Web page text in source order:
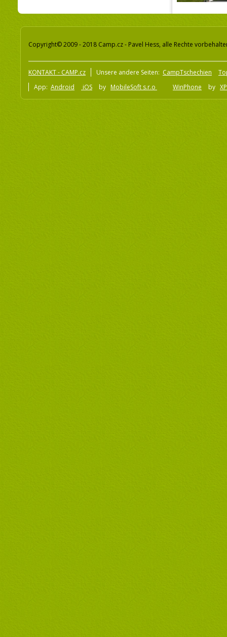
Copyright© 2009 - 2018 Camp.cz - Pavel Hess, alle Rechte
KONTAKT - CAMP.cz Unsere andere Seiten: CampTschechien
App: Android iOS by MobileSoft s.r.o WinPhone by